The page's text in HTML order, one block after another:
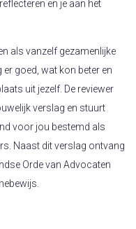
en je aan het
als vanzelf gezamenlijke
goed, wat kon beter en
uit jezelf. De reviewer
verslag en stuurt
voor jou bestemd als
Naast dit verslag ontvang
Orde van Advocaten